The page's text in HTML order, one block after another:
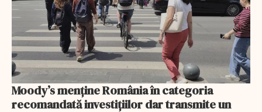
Moody’s menține România în categoria
recomandată investițiilor dar transmite un